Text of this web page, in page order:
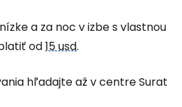
a za noc v izbe s vlastnou
od15 usd.
hľadajte až v centre Surat